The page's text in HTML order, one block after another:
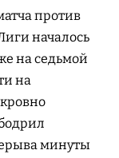
против
началось
на седьмой
на
минуты